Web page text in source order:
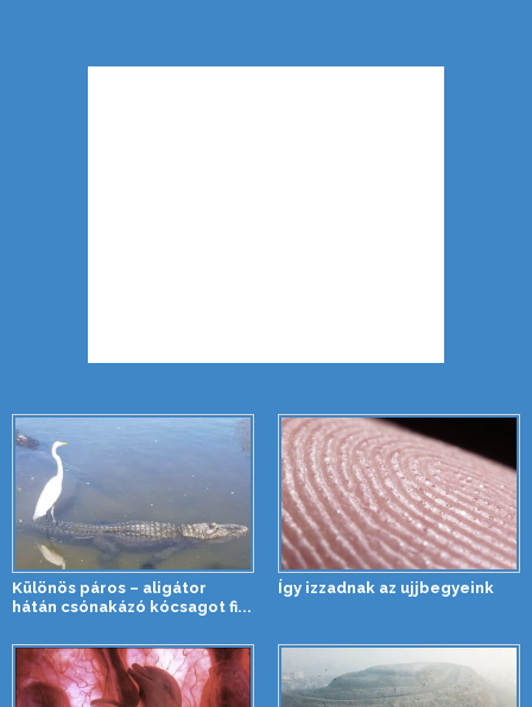
Különös páros – aligátor
hátán csónakázó kócsagot fi...
Így izzadnak az ujjbegyeink